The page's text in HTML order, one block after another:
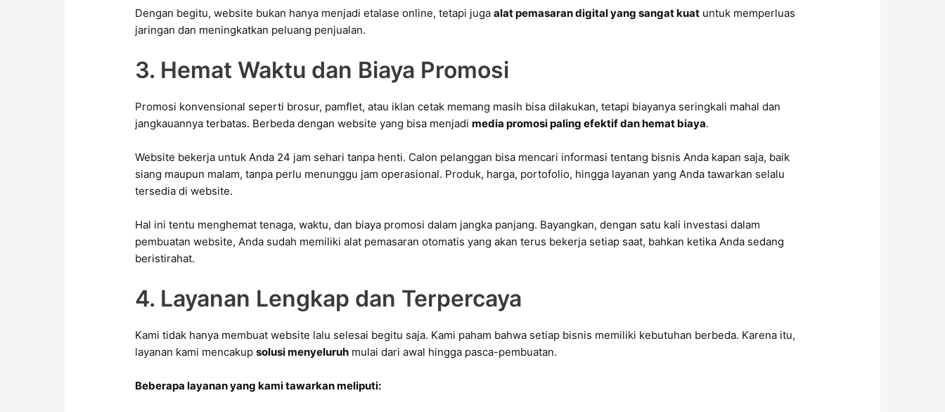
Dengan begitu, website bukan hanya menjadi etalase online, tetapi jugaalat pemasaran digital yang sangat kuat untuk memperluas
jaringan dan meningkatkan peluang penjualan.
3. Hemat Waktu dan Biaya Promosi
Promosi konvensional seperti brosur, pamflet, atau iklan cetak memang masih bisa dilakukan, tetapi biayanya seringkali mahal dan
jangkauannya terbatas. Berbeda dengan website yang bisa menjadimedia promosi paling efektif dan hemat biaya.
Website bekerja untuk Anda 24 jam sehari tanpa henti. Calon pelanggan bisa mencari informasi tentang bisnis Anda kapan saja, baik
siang maupun malam, tanpa perlu menunggu jam operasional. Produk, harga, portofolio, hingga layanan yang Anda tawarkan selalu
tersedia di website.
Hal ini tentu menghemat tenaga, waktu, dan biaya promosi dalam jangka panjang. Bayangkan, dengan satu kali investasi dalam
pembuatan website, Anda sudah memiliki alat pemasaran otomatis yang akan terus bekerja setiap saat, bahkan ketika Anda sedang
beristirahat.
4. Layanan Lengkap dan Terpercaya
Kami tidak hanya membuat website lalu selesai begitu saja. Kami paham bahwa setiap bisnis memiliki kebutuhan berbeda. Karena itu,
layanan kami mencakupsolusi menyeluruh mulai dari awal hingga pasca-pembuatan.
Beberapa layanan yang kami tawarkan meliputi: